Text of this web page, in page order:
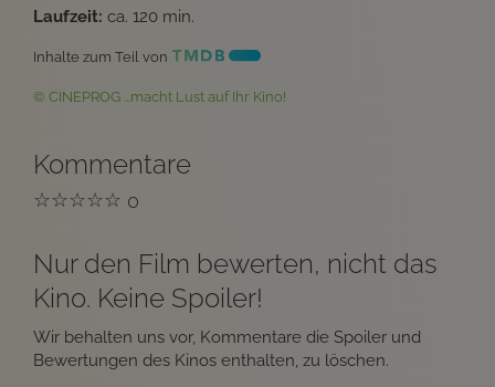
Laufzeit: ca. 120 min.
Inhalte zum Teil von
© CINEPROG ...macht Lust auf Ihr Kino!
Kommentare
☆☆☆☆☆ 0
Nur den Film bewerten, nicht das
Kino. Keine Spoiler!
Wir behalten uns vor, Kommentare die Spoiler und
Bewertungen des Kinos enthalten, zu löschen.